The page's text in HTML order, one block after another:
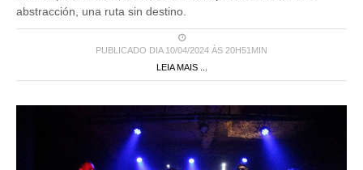
abstracción, una ruta sin destino.
PUBLICADO DIA 10/04/2024 ÀS 20H51MIN
LEIA MAIS ...